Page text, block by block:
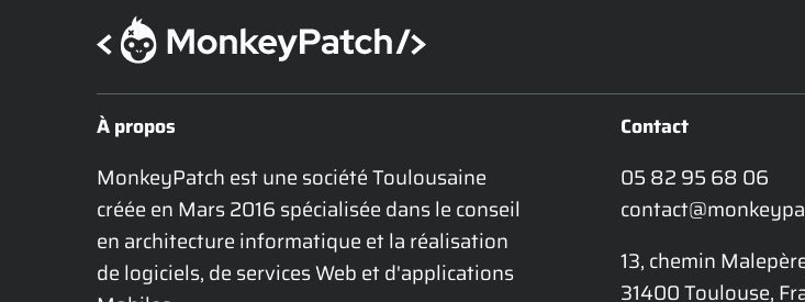
À propos
MonkeyPatch est une société Toulousaine
créée en Mars 2016 spécialisée dans le conseil
en architecture informatique et la réalisation
de logiciels, de services Web et d'applications
Contact
05 82 95 68 06
13, chemin
31400 Toulouse,